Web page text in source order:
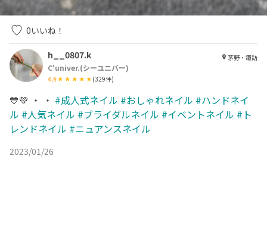
0いいね！
h__0807.k
C'univer.(シーユニバー)
4.9 (329件)
茅野・諏訪
💙💚 ・ ・ #成人式ネイル #おしゃれネイル #ハンドネイ
ル #人気ネイル #ブライダルネイル #イベントネイル #ト
レンドネイル #ニュアンスネイル
2023/01/26